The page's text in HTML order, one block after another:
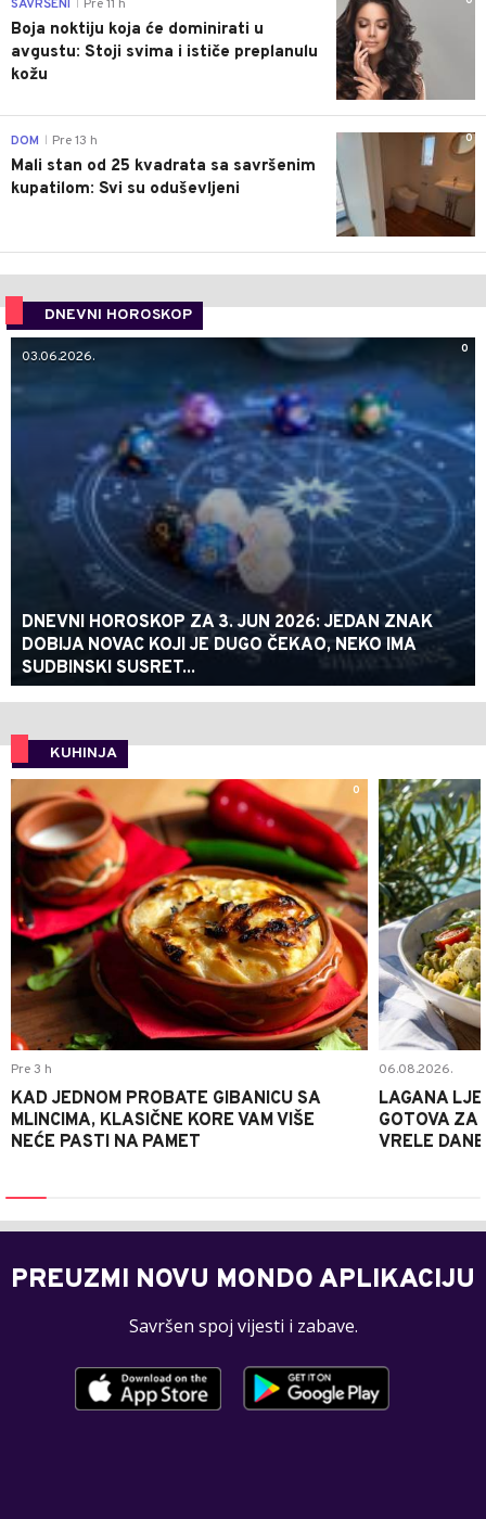
SAVRŠENI Pre 11 h
Boja noktiju koja će dominirati u
avgustu: Stoji svima i ističe preplanulu
kožu
0
DOM Pre 13 h
Mali stan od 25 kvadrata sa savršenim
kupatilom: Svi su oduševljeni
DNEVNI HOROSKOP
0
03.06.2026.
DNEVNI HOROSKOP ZA 3. JUN 2026: JEDAN ZNAK
DOBIJA NOVAC KOJI JE DUGO ČEKAO, NEKO IMA
SUDBINSKI SUSRET...
KUHINJA
0
Pre 3 h
KAD JEDNOM PROBATE GIBANICU SA
MLINCIMA, KLASIČNE KORE VAM VIŠE
NEĆE PASTI NA PAMET
06.08.2026.
LAGANA
GOTOVA ZA
VRELE DANE
PREUZMI NOVU MONDO APLIKACIJU
Savršen spoj vijesti i zabave.